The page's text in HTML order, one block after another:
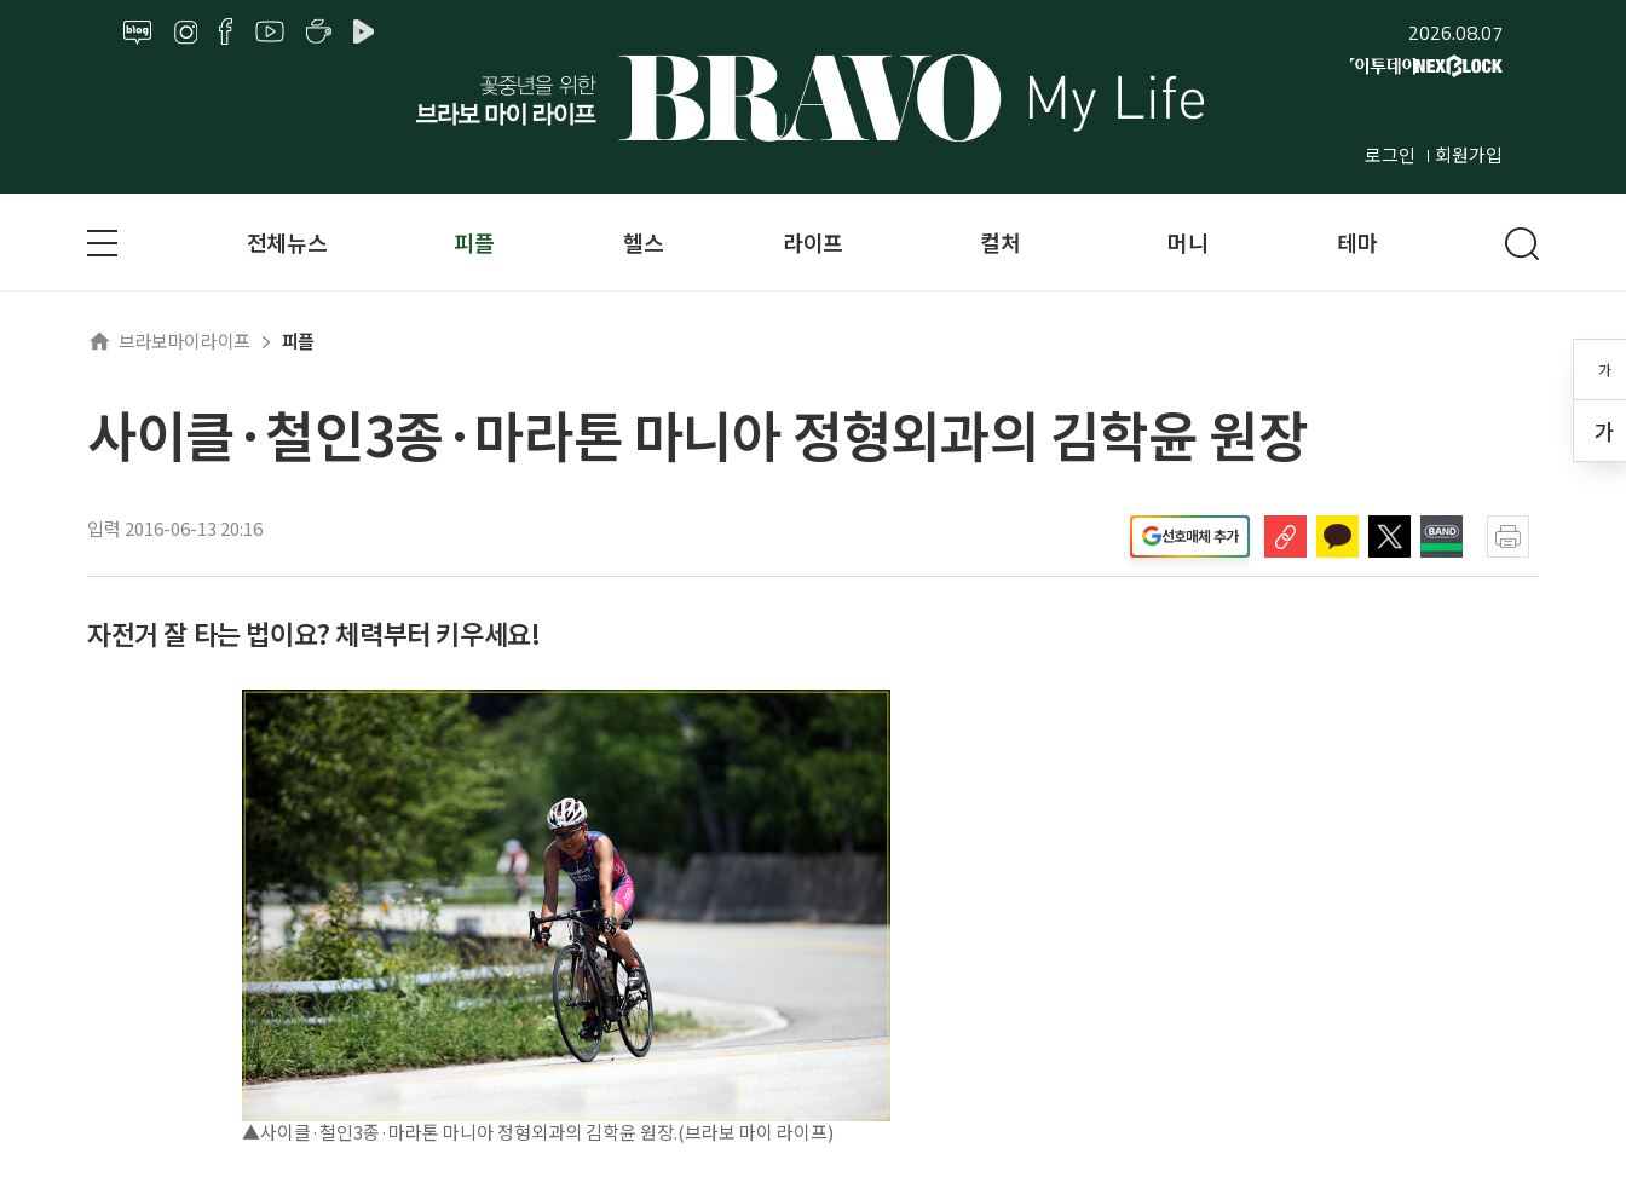
2026.08.07
로그인 회원가입
가
가
전체뉴스 피플 헬스 라이프 컬처 머니 테마
브라보마이라이프 피플
사이클·철인3종·마라톤 마니아 정형외과의 김학윤 원장
입력 2016-06-13 20:16 선호매체 추가
자전거 잘 타는 법이요? 체력부터 키우세요!
▲사이클·철인3종·마라톤 마니아 정형외과의 김학윤 원장.(브라보 마이 라이프)